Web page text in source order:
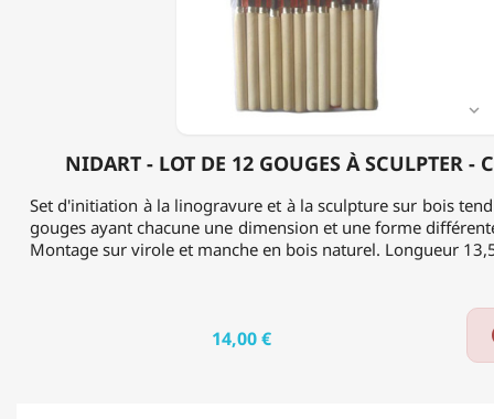
NIDART - LOT DE 12 GOUGES À SCULPTER -

Set d'initiation à la linogravure et à la sculpture sur bois
gouges ayant chacune une dimension et une forme
Montage sur virole et manche en bois naturel. Longueur
14,00 €